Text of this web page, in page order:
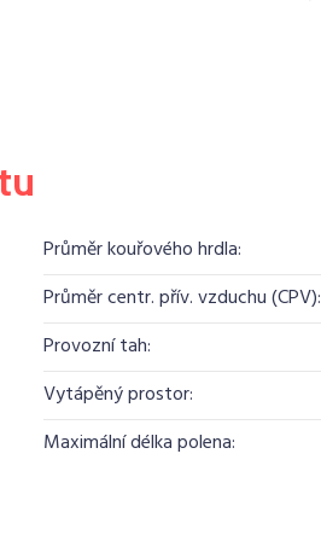
Průměr kouřového hrdla:
Průměr centr. přív. vzduchu (CPV):
Provozní tah:
Vytápěný prostor:
Maximální délka polena: